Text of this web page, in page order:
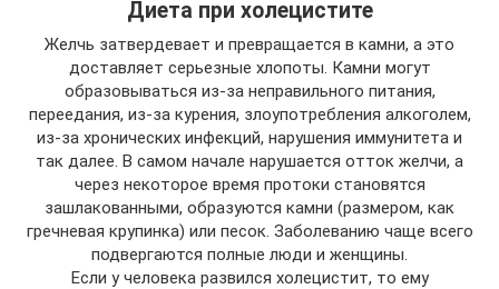
Диета при холецистите
Желчь затвердевает и превращается в камни, а это
доставляет серьезные хлопоты. Камни могут
образовываться из-за неправильного питания,
переедания, из-за курения, злоупотребления алкоголем,
из-за хронических инфекций, нарушения иммунитета и
так далее. В самом начале нарушается отток желчи, а
через некоторое время протоки становятся
зашлакованными, образуются камни (размером, как
гречневая крупинка) или песок. Заболеванию чаще всего
подвергаются полные люди и женщины.
Если у человека развился холецистит, то ему